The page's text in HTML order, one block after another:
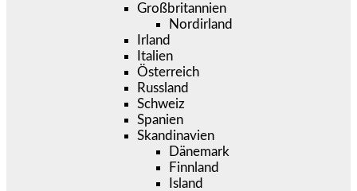
Großbritannien
Nordirland
Irland
Italien
Österreich
Russland
Schweiz
Spanien
Skandinavien
Dänemark
Finnland
Island